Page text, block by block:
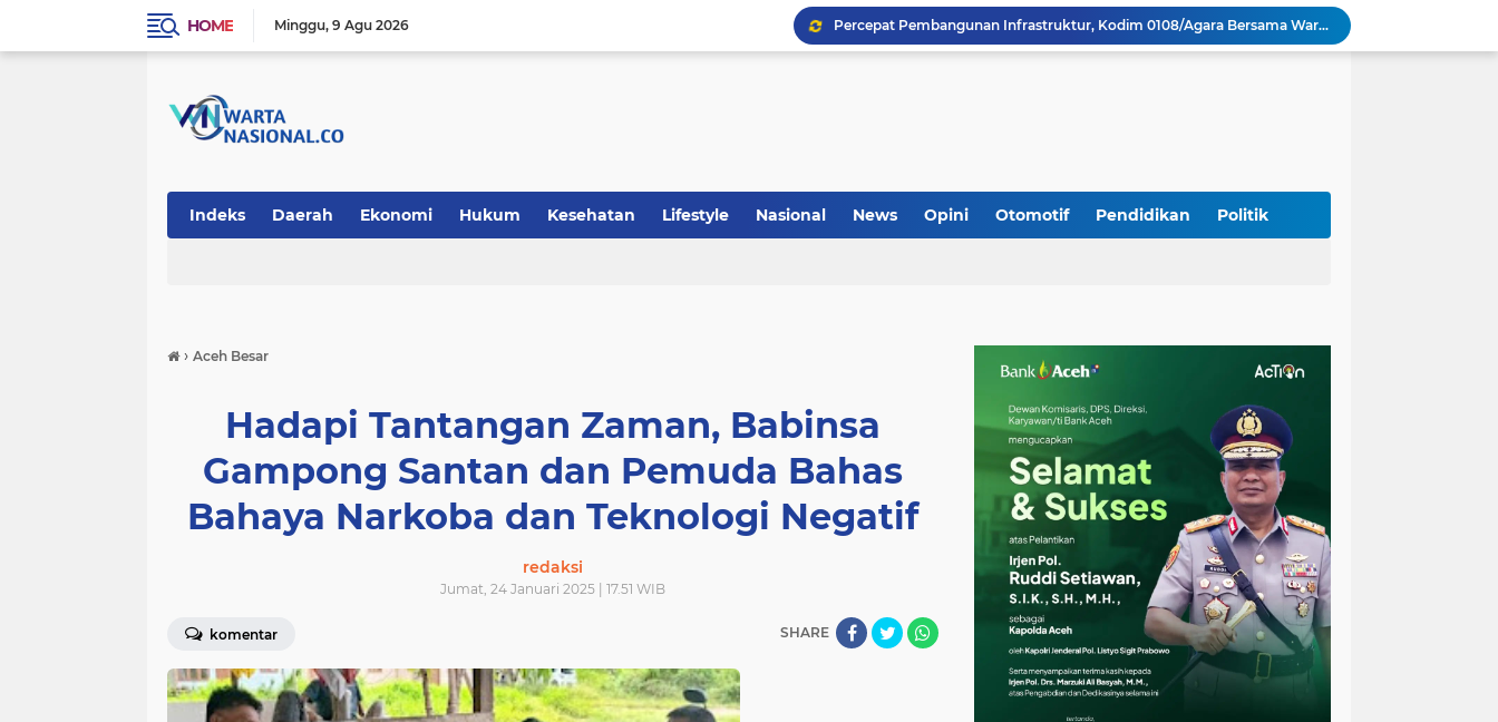
HOME Minggu 9 Agu 2026
Percepat Pembangunan Infrastruktur, Kodim 0108/Agara Bersama Warga Lanjutkan Pengerjaan Jembatan Gantung di Lawe Ger Ger, Aceh Tenggara
TNI dan Masyarakat Gotong Royong Percepat Pengecoran Lantai Jembatan Beton di Desa Bunga Melur Aceh Tenggara
Sambut HUT ke-81 RI, Koramil Lhoong Bersama Warga Gotong Royong Bersihkan Lingkungan
Indeks Daerah Ekonomi Hukum Kesehatan Lifestyle Nasional News Opini Otomotif Pendidikan Politik
› Aceh Besar
Hadapi Tantangan Zaman, Babinsa
Gampong Santan dan Pemuda Bahas
Bahaya Narkoba dan Teknologi Negatif
redaksi
Jumat, 24 Januari 2025 | 17.51 WIB
komentar SHARE